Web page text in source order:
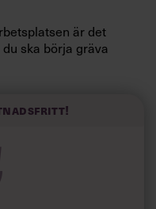
är det
ska börja gräva